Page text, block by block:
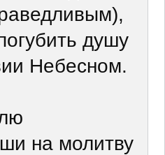
душу
Небесном.
на молитву